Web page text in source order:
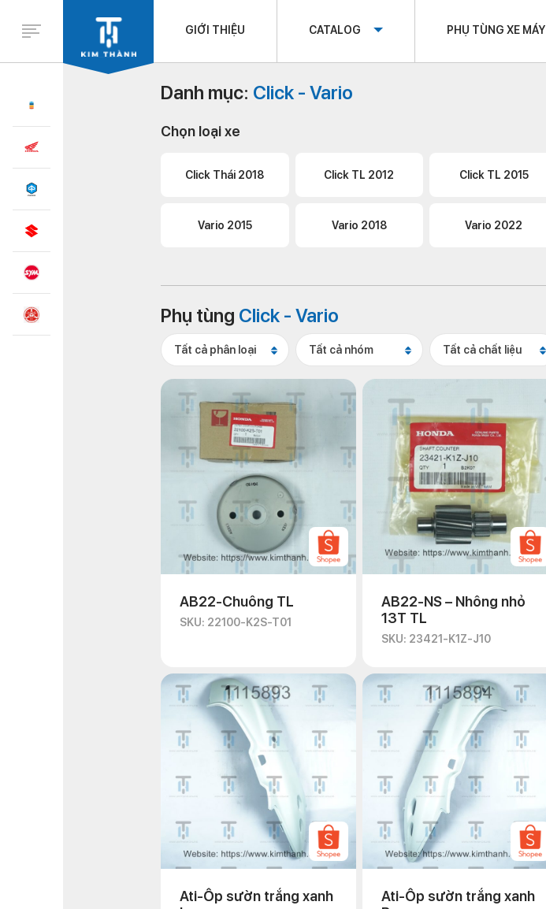
GIỚI THIỆU CATALOG PHỤ TÙNG XE MÁY
Danh mục: Click - Vario
Chọn loại xe
Click Thái 2018 Click TL 2012 Click TL 2015
Vario 2015 Vario 2018 Vario 2022
Phụ tùng Click - Vario
Tất cả phân loại Tất cả nhóm Tất cả chất liệu
AB22-Chuông TL
SKU: 22100-K2S-T01
AB22-NS – Nhông nhỏ
13T TL
SKU: 23421-K1Z-J10
Ati-Ốp sườn trắng xanh
Ati-Ốp sườn trắng xanh